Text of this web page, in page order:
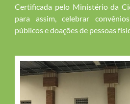
Certificada pelo Ministério da
para assim, celebrar
públicos e doações de pessoas